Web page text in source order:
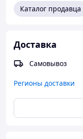
Каталог продавца
Доставка
Самовывоз
Регионы доставки